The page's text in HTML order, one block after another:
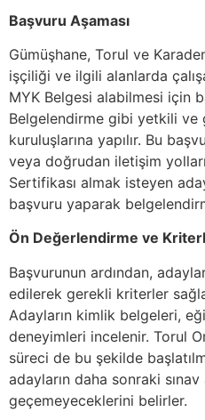
Başvuru Aşaması
Gümüşhane, Torul ve
işçiliği ve ilgili alanlarda
MYK Belgesi alabilmesi için
Belgelendirme gibi yetkili ve
kuruluşlarına yapılır. Bu
veya doğrudan iletişim
Sertifikası almak isteyen
başvuru yaparak
Ön Değerlendirme ve
Başvurunun ardından,
edilerek gerekli kriterler
Adayların kimlik belgeleri,
deneyimleri incelenir. Torul
süreci de bu şekilde
adayların daha sonraki
geçemeyeceklerini belirler.